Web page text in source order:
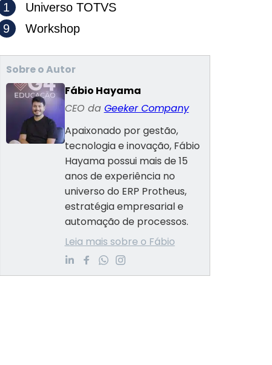
1
Universo TOTVS
9
Workshop
Sobre o Autor
Fábio Hayama
CEO da Geeker Company
Apaixonado por gestão,
tecnologia e inovação, Fábio
Hayama possui mais de 15
anos de experiência no
universo do ERP Protheus,
estratégia empresarial e
automação de processos.
Leia mais sobre o Fábio